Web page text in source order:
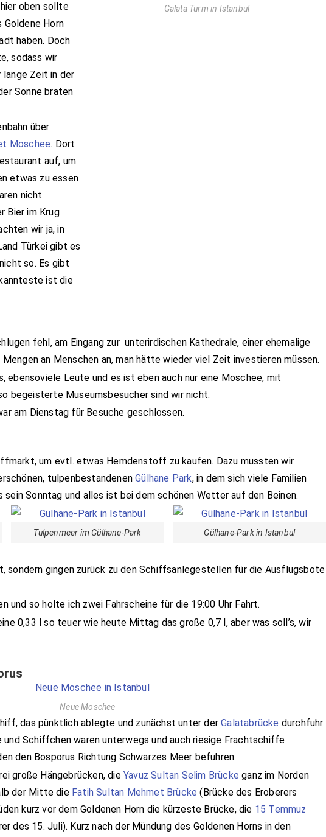
oben sollte
Goldene Horn
haben. Doch
sodass wir
lange Zeit in der
Sonne braten
über
Moschee. Dort
auf, um
etwas zu essen
nicht
Bier im Krug
wir ja, in
Türkei gibt es
so. Es gibt
ist die
Galata Turm in Istanbul
fehl, am Eingang zur unterirdischen Kathedrale, einer ehemalige
an Menschen an, man hätte wieder viel Zeit investieren müssen.
ebensoviele Leute und es ist eben auch nur eine Moschee, mit
begeisterte Museumsbesucher sind wir nicht.
am Dienstag für Besuche geschlossen.
um evtl. etwas Hemdenstoff zu kaufen. Dazu mussten wir
tulpenbestandenenGülhane Park, in dem sich viele Familien
Sonntag und alles ist bei dem schönen Wetter auf den Beinen.
Tulpenmeer im Gülhane-Park Gülhane-Park in Istanbul
sondern gingen zurück zu den Schiffsanlegestellen für die Ausflugsbote
und so holte ich zwei Fahrscheine für die 19:00 Uhr Fahrt.
0,33 l so teuer wie heute Mittag das große 0,7 l, aber was soll’s, wir
Neue Moschee
das pünktlich ablegte und zunächst unter derGalatabrücke durchfuhr
und Schiffchen waren unterwegs und auch riesige Frachtschiffe
den Bosporus Richtung Schwarzes Meer befuhren.
große Hängebrücken, dieYavuz Sultan Selim Brücke ganz im Norden
der Mitte die Fatih Sultan Mehmet Brücke (Brücke des Eroberers
kurz vor dem Goldenen Horn die kürzeste Brücke, die 15 Temmuz
des 15. Juli). Kurz nach der Mündung des Goldenen Horns in den